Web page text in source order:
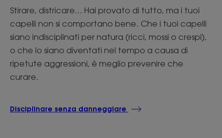
Stirare, districare... Hai provato di tutto, ma i tuoi
capelli non si comportano bene. Che i tuoi capelli
siano indisciplinati per natura (ricci, mossi o crespi),
o che lo siano diventati nel tempo a causa di
ripetute aggressioni, è meglio prevenire che
curare.
Disciplinare senza danneggiare